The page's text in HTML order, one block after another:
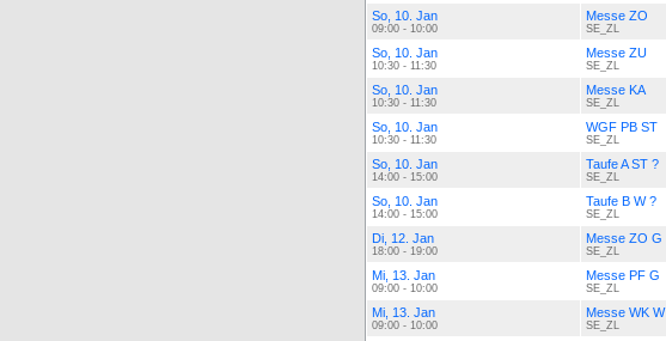
So, 10. Jan
09:00 - 10:00
Messe ZO
SE_ZL
So, 10. Jan
10:30 - 11:30
Messe ZU
SE_ZL
So, 10. Jan
10:30 - 11:30
Messe KA
SE_ZL
So, 10. Jan
10:30 - 11:30
WGF PB ST
SE_ZL
So, 10. Jan
14:00 - 15:00
Taufe A ST ?
SE_ZL
So, 10. Jan
14:00 - 15:00
Taufe B W ?
SE_ZL
Di, 12. Jan
18:00 - 19:00
Messe ZO G
SE_ZL
Mi, 13. Jan
09:00 - 10:00
Messe PF G
SE_ZL
Mi, 13. Jan
09:00 - 10:00
Messe WK W
SE_ZL